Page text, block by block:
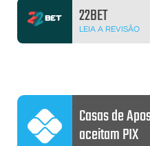
22BET
LEIA A REVISÃO
Casas de
aceitam PIX